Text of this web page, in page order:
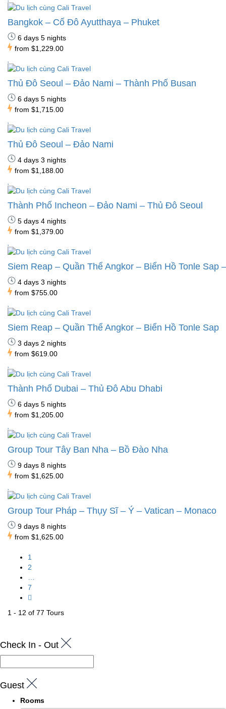
Bangkok – Cố Đô Ayutthaya – Phuket
6 days 5 nights
from $1,229.00
Thủ Đô Seoul – Đảo Nami – Thành Phố Busan
6 days 5 nights
from $1,715.00
Thủ Đô Seoul – Đảo Nami
4 days 3 nights
from $1,188.00
Thành Phố Incheon – Đảo Nami – Thủ Đô Seoul
5 days 4 nights
from $1,379.00
Siem Reap – Quần Thể Angkor – Biển Hồ Tonle Sap
4 days 3 nights
from $755.00
Siem Reap – Quần Thể Angkor – Biển Hồ Tonle Sap
3 days 2 nights
from $619.00
Thành Phố Dubai – Thủ Đô Abu Dhabi
6 days 5 nights
from $1,205.00
Group Tour Tây Ban Nha – Bồ Đào Nha
9 days 8 nights
from $1,625.00
Group Tour Pháp – Thụy Sĩ – Ý – Vatican – Monaco
9 days 8 nights
from $1,625.00
1
2
7
1 - 12 of 77 Tours
Check In - Out
Guest
Rooms